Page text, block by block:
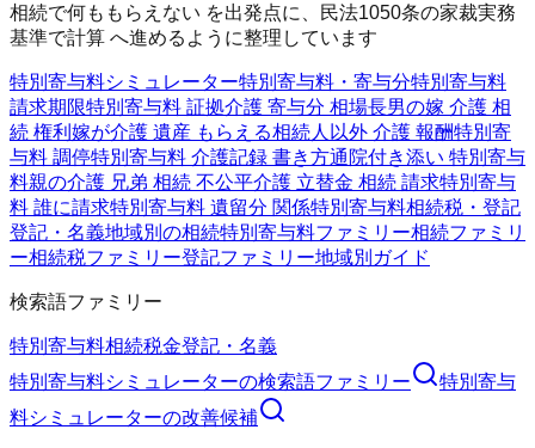
相続で何ももらえない を出発点に、民法1050条の家裁実務
基準で計算 へ進めるように整理しています
特別寄与料シミュレーター特別寄与料・寄与分特別寄与料
請求期限特別寄与料 証拠介護 寄与分 相場長男の嫁 介護 相
続 権利 嫁が介護 遺産 もらえる相続人以外 介護 報酬特別寄
与料 調停特別寄与料 介護記録 書き方通院付き添い 特別寄与
料親の介護 兄弟 相続 不公平介護 立替金 相続 請求特別寄与
料 誰に請求特別寄与料 遺留分 関係特別寄与料相続税・登記
登記・名義地域別の相続特別寄与料ファミリー相続ファミリ
ー相続税ファミリー登記ファミリー地域別ガイド
検索語ファミリー
特別寄与料相続税金登記・名義
特別寄与料シミュレーターの検索語ファミリー
特別寄与
料シミュレーターの改善候補